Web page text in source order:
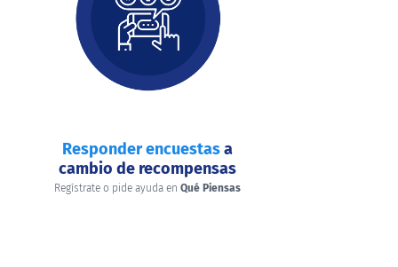
Responder encuestasa
cambio de recompensas
Regístrate o pide ayuda en Qué Piensas